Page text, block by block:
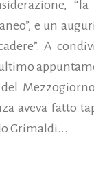
e un
A
del
aveva fatto
Grimaldi...